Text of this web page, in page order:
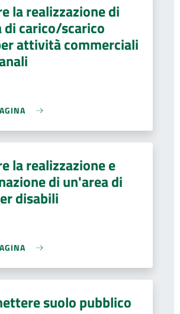
la realizzazione di
di carico/scarico
attività commerciali
la realizzazione e
di un'area di
disabili
suolo pubblico